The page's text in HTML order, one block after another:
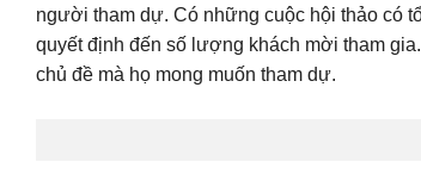
người tham dự. Có những cuộc hội thảo có
quyết định đến số lượng khách mời tham
chủ đề mà họ mong muốn tham dự.